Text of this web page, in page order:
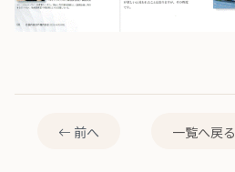
前へ 一覧へ戻る